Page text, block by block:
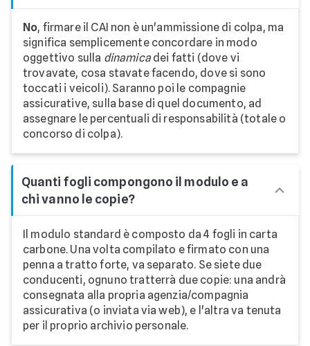
No, firmare il CAI non è un'ammissione di colpa, ma
significa semplicemente concordare in modo
oggettivo sulla dinamicadei fatti (dove vi
trovavate, cosa stavate facendo, dove si sono
toccati i veicoli). Saranno poi le compagnie
assicurative, sulla base di quel documento, ad
assegnare le percentuali di responsabilità (totale o
concorso di colpa).
Quanti fogli compongono il modulo e a
chi vanno le copie?
Il modulo standard è composto da 4 fogli in carta
carbone. Una volta compilato e firmato con una
penna a tratto forte, va separato. Se siete due
conducenti, ognuno tratterrà due copie: una andrà
consegnata alla propria agenzia/compagnia
assicurativa (o inviata via web), e l'altra va tenuta
per il proprio archivio personale.